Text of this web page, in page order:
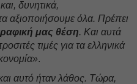
δυνητικά,
αξιοποιήσουμε όλα. Πρέπει
μας θέση. Και αυτά
τιμές για τα ελληνικά
.
αυτό ήταν λάθος. Τώρα,